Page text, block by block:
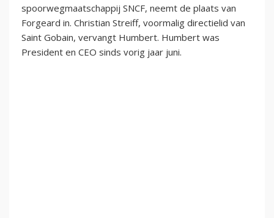
spoorwegmaatschappij SNCF, neemt de plaats van
Forgeard in. Christian Streiff, voormalig directielid van
Saint Gobain, vervangt Humbert. Humbert was
President en CEO sinds vorig jaar juni.